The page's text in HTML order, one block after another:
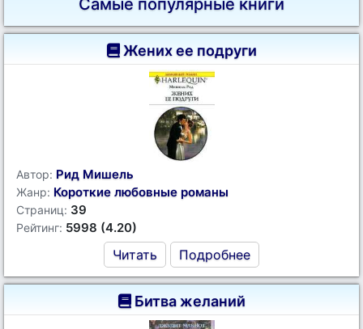
Самые популярные книги
Жених ее подруги
Автор: Рид Мишель
Жанр: Короткие любовные романы
Страниц: 39
Рейтинг: 5998 (4.20)
Читать Подробнее
Битва желаний